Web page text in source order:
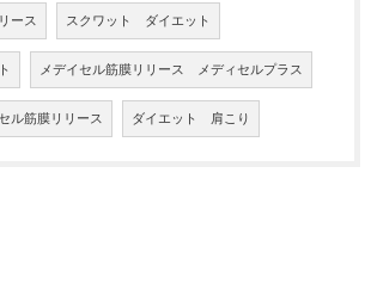
ース スクワット ダイエット
メデイセル筋膜リリース メディセルプラス
ル筋膜リリース ダイエット 肩こり